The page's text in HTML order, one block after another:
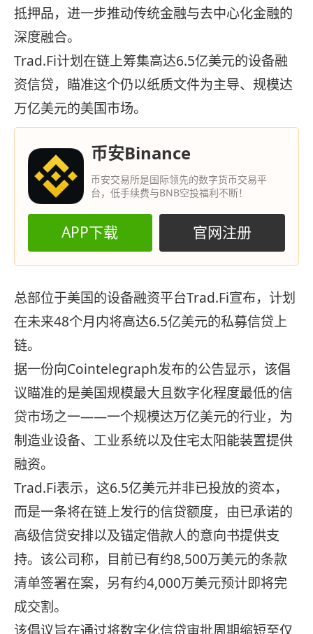
抵押品，进一步推动传统金融与去中心化金融的
深度融合。
Trad.Fi计划在链上筹集高达6.5亿美元的设备融
资信贷，瞄准这个仍以纸质文件为主导、规模达
万亿美元的美国市场。
币安Binance
币安交易所是国际领先的数字货币交易平
台，低手续费与BNB空投福利不断！
APP下载 官网注册
总部位于美国的设备融资平台Trad.Fi宣布，计划
在未来48个月内将高达6.5亿美元的私募信贷上
链。
据一份向Cointelegraph发布的公告显示，该倡
议瞄准的是美国规模最大且数字化程度最低的信
贷市场之一——一个规模达万亿美元的行业，为
制造业设备、工业系统以及住宅太阳能装置提供
融资。
Trad.Fi表示，这6.5亿美元并非已投放的资本，
而是一条将在链上发行的信贷额度，由已承诺的
高级信贷安排以及锚定借款人的意向书提供支
持。该公司称，目前已有约8,500万美元的条款
清单签署在案，另有约4,000万美元预计即将完
成交割。